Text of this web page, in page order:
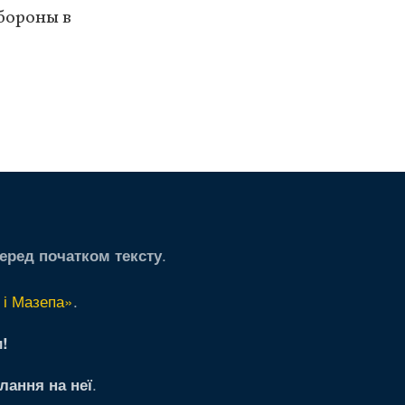
в
початком тексту.
Мазепа».
на неї.